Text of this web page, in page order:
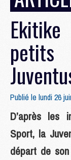
Publié le lundi 26
D’après les
Sport, la
départ de